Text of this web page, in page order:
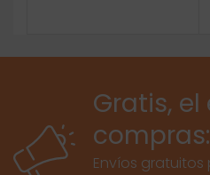
Gratis,
compras:
Envíos gratuitos